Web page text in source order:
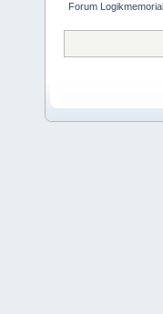
Forum Logikmemorial